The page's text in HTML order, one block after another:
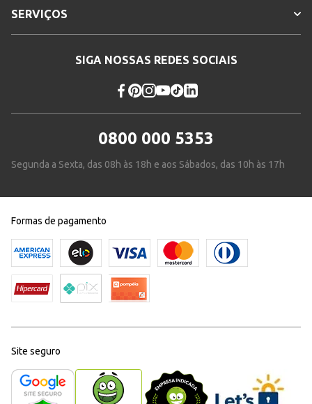
SERVIÇOS
SIGA NOSSAS REDES SOCIAIS
0800 000 5353
Segunda a Sexta, das 08h às 18h e aos Sábados, das 10h às 17h
Formas de pagamento
Site seguro